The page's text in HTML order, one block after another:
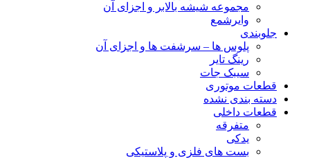
مجموعه شیشه بالابر و اجزای آن
وایرشمع
جلوبندی
پلوس ها – سرشفت ها و اجزای آن
رینگ تایر
سیبک جات
قطعات موتوری
دسته بندی نشده
قطعات داخلی
متفرقه
یدکی
بست های فلزی و پلاستیکی